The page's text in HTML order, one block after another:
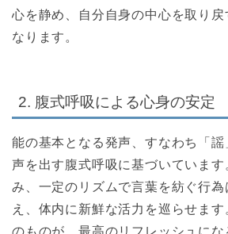
心を静め、自分自身の中心を取り戻
なります。
2. 腹式呼吸による心身の安定
能の基本となる発声、すなわち「謡
声を出す腹式呼吸に基づいていま
み、一定のリズムで言葉を紡ぐ行
え、体内に新鮮な活力を巡らせま
のものが、最高のリフレッシュにな